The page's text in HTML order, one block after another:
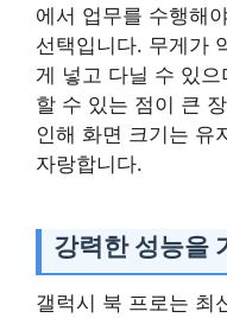
에서 업무를 수행해
선택입니다. 무게가
게 넣고 다닐 수 있
할 수 있는 점이 큰
인해 화면 크기는 유
자랑합니다.
강력한 성능을
갤럭시 북 프로는 최